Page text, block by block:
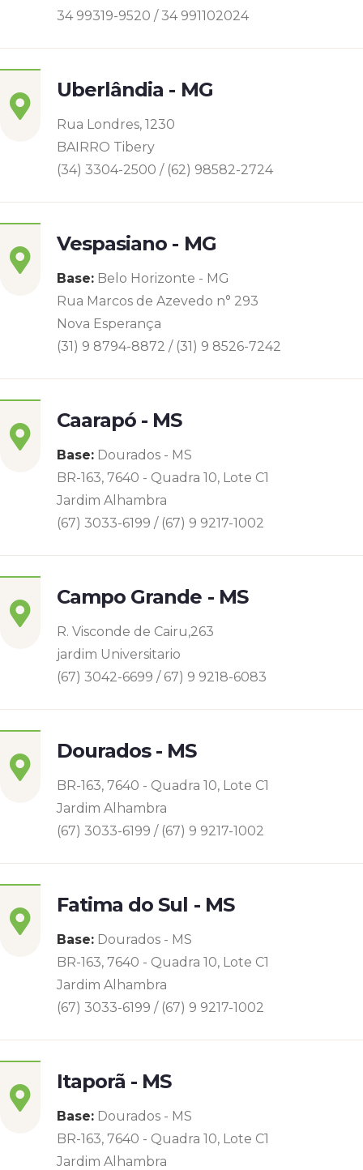
34 99319-9520 / 34 991102024
Uberlândia - MG
Rua Londres, 1230
BAIRRO Tibery
(34) 3304-2500 / (62) 98582-2724
Vespasiano - MG
Base: Belo Horizonte - MG
Rua Marcos de Azevedo n° 293
Nova Esperança
(31) 9 8794-8872 / (31) 9 8526-7242
Caarapó - MS
Base: Dourados - MS
BR-163, 7640 - Quadra 10, Lote C1
Jardim Alhambra
(67) 3033-6199 / (67) 9 9217-1002
Campo Grande - MS
R. Visconde de Cairu,263
jardim Universitario
(67) 3042-6699 / 67) 9 9218-6083
Dourados - MS
BR-163, 7640 - Quadra 10, Lote C1
Jardim Alhambra
(67) 3033-6199 / (67) 9 9217-1002
Fatima do Sul - MS
Base: Dourados - MS
BR-163, 7640 - Quadra 10, Lote C1
Jardim Alhambra
(67) 3033-6199 / (67) 9 9217-1002
Itaporã - MS
Base: Dourados - MS
BR-163, 7640 - Quadra 10, Lote C1
Jardim Alhambra